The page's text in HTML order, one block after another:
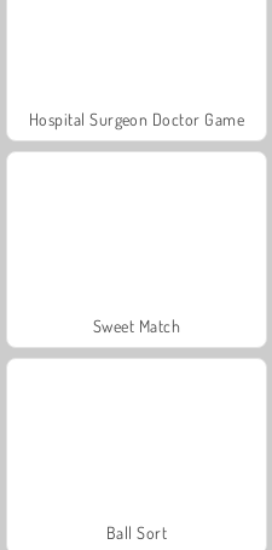
Hospital Surgeon Doctor Game
Sweet Match
Ball Sort